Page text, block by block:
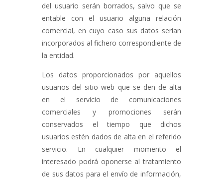
del usuario serán borrados, salvo que se
entable con el usuario alguna relación
comercial, en cuyo caso sus datos serían
incorporados al fichero correspondiente de
la entidad.
Los datos proporcionados por aquellos
usuarios del sitio web que se den de alta
en el servicio de comunicaciones
comerciales y promociones serán
conservados el tiempo que dichos
usuarios estén dados de alta en el referido
servicio. En cualquier momento el
interesado podrá oponerse al tratamiento
de sus datos para el envío de información,